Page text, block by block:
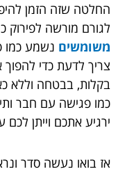
החלטה שזה הזמן
לגורם מורשה לפירוק
משומשים נשמע כמו
צריך לדעת כדי
בקלות, בבטחה וללא
כמו פגישה עם חבר
ירגיע אתכם וייתן
אז בואו נעשה סדר